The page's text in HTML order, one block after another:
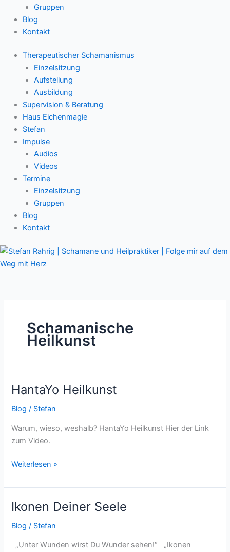
Gruppen
Blog
Kontakt
Therapeutischer Schamanismus
Einzelsitzung
Aufstellung
Ausbildung
Supervision & Beratung
Haus Eichenmagie
Stefan
Impulse
Audios
Videos
Termine
Einzelsitzung
Gruppen
Blog
Kontakt
Schamanische
Heilkunst
HantaYo Heilkunst
Blog / Stefan
Warum, wieso, weshalb? HantaYo Heilkunst Hier der Link
zum Video.
HantaYo
Weiterlesen »
Ikonen Deiner Seele
Blog / Stefan
„Unter Wunden wirst Du Wunder sehen!“ „Ikonen
Ikonen
Seele